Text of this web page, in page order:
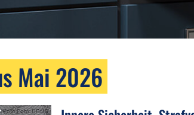
Mai 2026
Foto:Foto: DPolG